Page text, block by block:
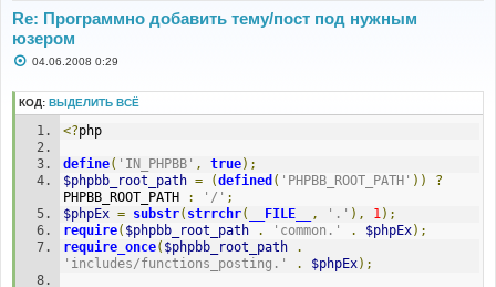
Re: Программно добавить тему/пост под нужным
юзером
С
б
щ
04.06.2008 0:29
КОД: ВЫДЕЛИТЬ ВСЁ
<?php
define( 'IN_PHPBB' , true);
$phpbb_root_path = (defined ( 'PHPBB_ROOT_PATH' ))
?
PHPBB_ROOT_PATH
: '/' ;
$phpEx = substr( strrchr( __FILE__ , '.' ), 1);
require( $phpbb_root_path . 'common.' . $phpEx);
require_once( $phpbb_root_path
.
'includes/functions_posting.'
. $phpEx);